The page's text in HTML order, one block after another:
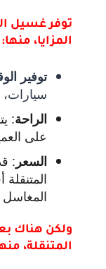
توفر غسيل
المزايا، منها:
توفير
الراحة:
على
السعر :
المغاسل
ولكن هناك
المتنقلة،